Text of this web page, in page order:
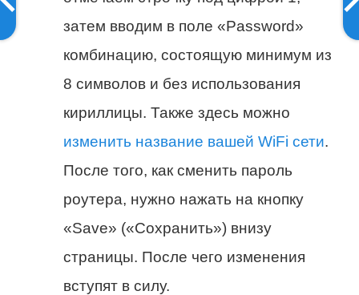
затем вводим в поле «Password»
комбинацию, состоящую минимум из
8 символов и без использования
кириллицы. Также здесь можно
изменить название вашей WiFi сети.
После того, как сменить пароль
роутера, нужно нажать на кнопку
«Save» («Сохранить») внизу
страницы. После чего изменения
вступят в силу.